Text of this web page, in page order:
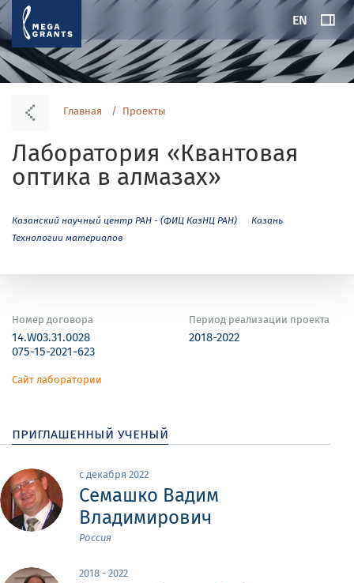
EN
Главная Проекты
Лаборатория «Квантовая
оптика в алмазах»
Казанский научный центр РАН - (ФИЦ КазНЦ РАН)
Казань
Технологии материалов
Номер договора
14.W03.31.0028
075-15-2021-623
Период реализации проекта
2018-2022
Сайт лаборатории
приглашенный ученый
с декабря 2022
Семашко Вадим
Владимирович
Россия
2018 - 2022